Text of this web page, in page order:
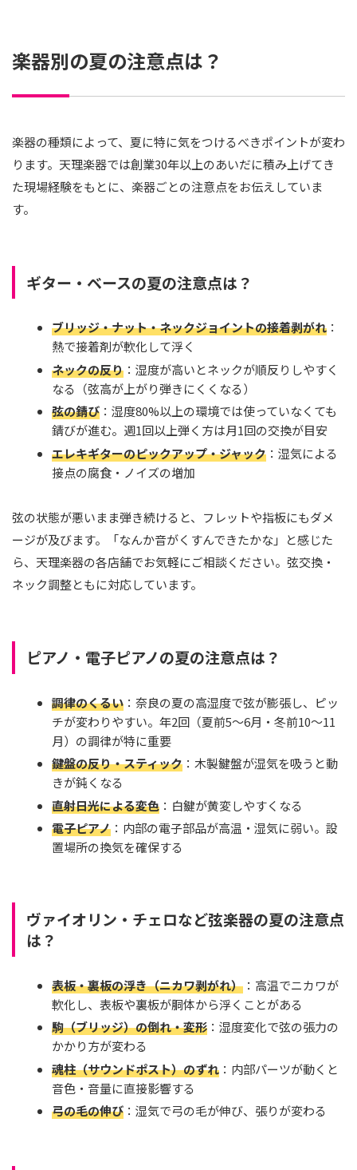
楽器別の夏の注意点は？
楽器の種類によって、夏に特に気をつけるべきポイントが変わ
ります。天理楽器では創業30年以上のあいだに積み上げてき
た現場経験をもとに、楽器ごとの注意点をお伝えしていま
す。
ギター・ベースの夏の注意点は？
ブリッジ・ナット・ネックジョイントの接着剥がれ：
熱で接着剤が軟化して浮く
ネックの反り：湿度が高いとネックが順反りしやすく
なる（弦高が上がり弾きにくくなる）
弦の錆び：湿度80%以上の環境では使っていなくても
錆びが進む。週1回以上弾く方は月1回の交換が目安
エレキギターのピックアップ・ジャック：湿気による
接点の腐食・ノイズの増加
弦の状態が悪いまま弾き続けると、フレットや指板にもダメ
ージが及びます。「なんか音がくすんできたかな」と感じた
ら、天理楽器の各店舗でお気軽にご相談ください。弦交換・
ネック調整ともに対応しています。
ピアノ・電子ピアノの夏の注意点は？
調律のくるい：奈良の夏の高湿度で弦が膨張し、ピッ
チが変わりやすい。年2回（夏前5〜6月・冬前10〜11
月）の調律が特に重要
鍵盤の反り・スティック：木製鍵盤が湿気を吸うと動
きが鈍くなる
直射日光による変色：白鍵が黄変しやすくなる
電子ピアノ：内部の電子部品が高温・湿気に弱い。設
置場所の換気を確保する
ヴァイオリン・チェロなど弦楽器の夏の注意点
は？
表板・裏板の浮き（ニカワ剥がれ）：高温でニカワが
軟化し、表板や裏板が胴体から浮くことがある
駒（ブリッジ）の倒れ・変形：湿度変化で弦の張力の
かかり方が変わる
魂柱（サウンドポスト）のずれ：内部パーツが動くと
音色・音量に直接影響する
弓の毛の伸び：湿気で弓の毛が伸び、張りが変わる